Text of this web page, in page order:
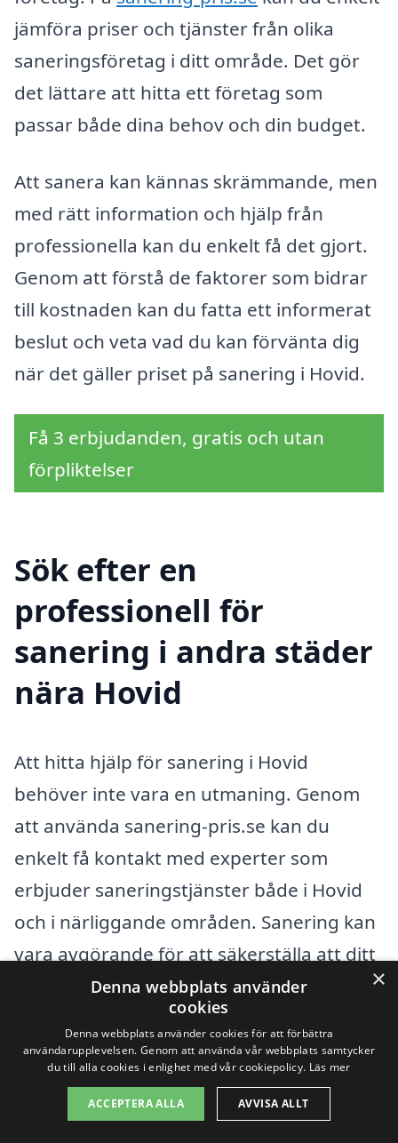
jämföra priser och tjänster från olika
saneringsföretag i ditt område. Det gör
det lättare att hitta ett företag som
passar både dina behov och din budget.
Att sanera kan kännas skrämmande, men
med rätt information och hjälp från
professionella kan du enkelt få det gjort.
Genom att förstå de faktorer som bidrar
till kostnaden kan du fatta ett informerat
beslut och veta vad du kan förvänta dig
när det gäller priset på sanering i Hovid.
Få 3 erbjudanden, gratis och utan
förpliktelser
Sök efter en
professionell för
sanering i andra städer
nära Hovid
Att hitta hjälp för sanering i Hovid
behöver inte vara en utmaning. Genom
att använda sanering-pris.se kan du
enkelt få kontakt med experter som
erbjuder saneringstjänster både i Hovid
och i närliggande områden. Sanering kan
vara avgörande för att säkerställa att ditt
hem eller din verksamhet är fri från
skadliga ämnen som mögel, asbest eller
andra miljöfaror. Det är viktigt att välja
rätt företag som kan hantera dessa
frågor på ett professionellt och effektivt
×
Denna webbplats använder
cookies
Denna webbplats använder cookies för att förbättra
användarupplevelsen. Genom att använda vår webbplats samtycker
du till alla cookies i enlighet med vår cookiepolicy. Läs mer
ACCEPTERA ALLA AVVISA ALLT